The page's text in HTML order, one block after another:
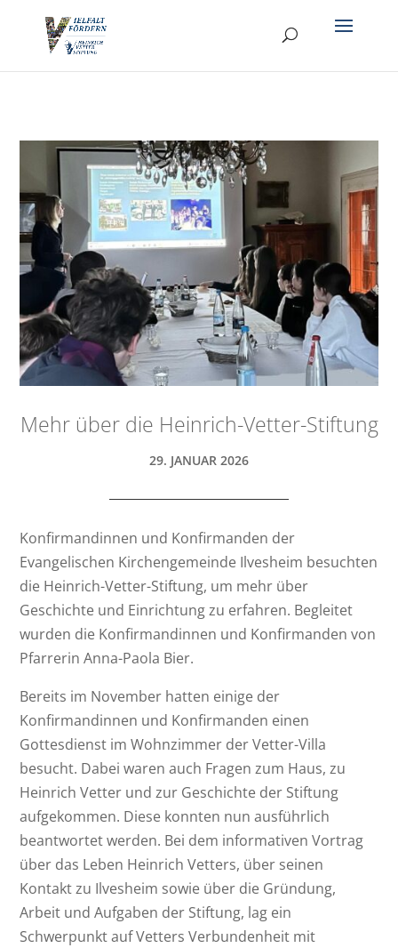
Mehr über die Heinrich-Vetter-Stiftung
29. JANUAR 2026
Konfirmandinnen und Konfirmanden der
Evangelischen Kirchengemeinde Ilvesheim besuchten
die Heinrich-Vetter-Stiftung, um mehr über
Geschichte und Einrichtung zu erfahren. Begleitet
wurden die Konfirmandinnen und Konfirmanden von
Pfarrerin Anna-Paola Bier.
Bereits im November hatten einige der
Konfirmandinnen und Konfirmanden einen
Gottesdienst im Wohnzimmer der Vetter-Villa
besucht. Dabei waren auch Fragen zum Haus, zu
Heinrich Vetter und zur Geschichte der Stiftung
aufgekommen. Diese konnten nun ausführlich
beantwortet werden. Bei dem informativen Vortrag
über das Leben Heinrich Vetters, über seinen
Kontakt zu Ilvesheim sowie über die Gründung,
Arbeit und Aufgaben der Stiftung, lag ein
Schwerpunkt auf Vetters Verbundenheit mit